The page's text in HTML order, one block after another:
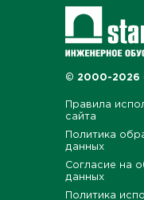
© 2000-2026
Правила
сайта
Политика
данных
Согласие на
данных
Политика